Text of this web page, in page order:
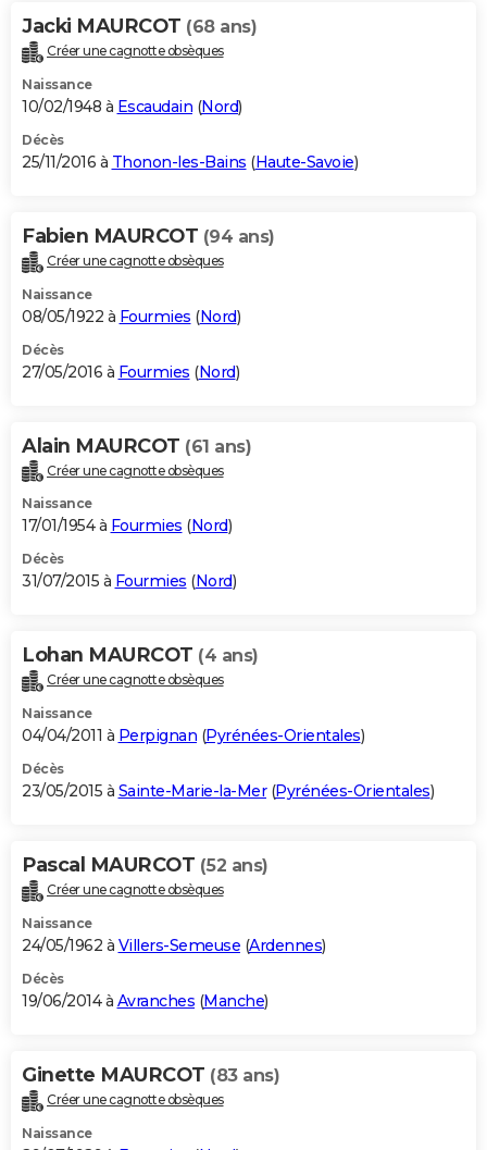
Jacki MAURCOT (68 ans)
Créer une cagnotte obsèques
Naissance
10/02/1948 à Escaudain (Nord)
Décès
25/11/2016 à Thonon-les-Bains (Haute-Savoie)
Fabien MAURCOT (94 ans)
Créer une cagnotte obsèques
Naissance
08/05/1922 à Fourmies (Nord)
Décès
27/05/2016 à Fourmies (Nord)
Alain MAURCOT (61 ans)
Créer une cagnotte obsèques
Naissance
17/01/1954 à Fourmies (Nord)
Décès
31/07/2015 à Fourmies (Nord)
Lohan MAURCOT (4 ans)
Créer une cagnotte obsèques
Naissance
04/04/2011 à Perpignan (Pyrénées-Orientales)
Décès
23/05/2015 à Sainte-Marie-la-Mer(Pyrénées-Orientales)
Pascal MAURCOT (52 ans)
Créer une cagnotte obsèques
Naissance
24/05/1962 à Villers-Semeuse (Ardennes)
Décès
19/06/2014 à Avranches (Manche)
Ginette MAURCOT (83 ans)
Créer une cagnotte obsèques
Naissance